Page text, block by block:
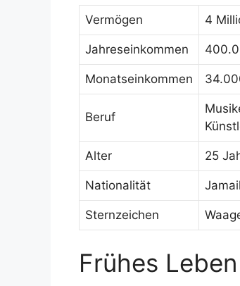
Vermögen 4
Jahreseinkommen
Monatseinkommen
Beruf
Alter 25
Nationalität
Sternzeichen
Frühes Leben